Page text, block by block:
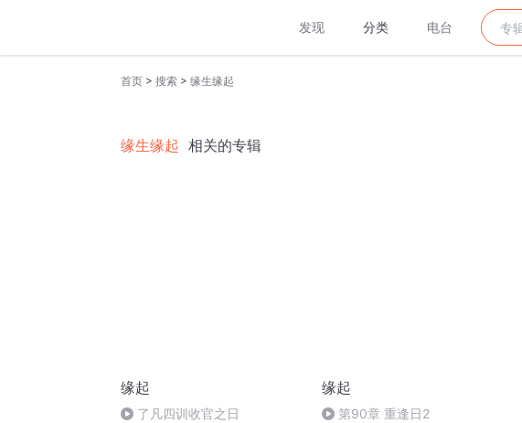
发现 分类 电台
首页 > 搜索 > 缘生缘起
缘生缘起 相关的专辑
缘起
了凡四训收官之日
缘起
第90章 重逢日2